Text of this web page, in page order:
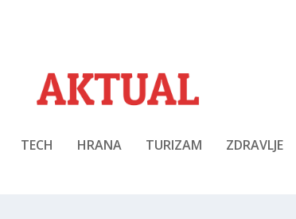
TECH HRANA TURIZAM ZDRAVLJE